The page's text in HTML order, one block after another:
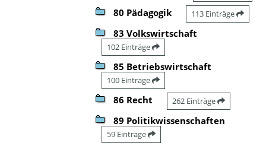
80 Pädagogik 113 Einträge
83 Volkswirtschaft
102 Einträge
85 Betriebswirtschaft
100 Einträge
86 Recht 262 Einträge
89 Politikwissenschaften
59 Einträge